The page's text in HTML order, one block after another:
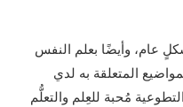
عام، وأيضًا بعلم النفس
المتعلقة به لدي
مُحبة للعِلم والتعلُّم